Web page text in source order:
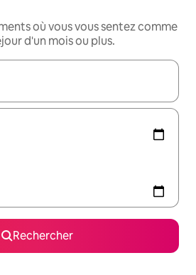
où vous vous sentez comme
d'un mois ou plus.
utilisez les flèches vers le
Rechercher